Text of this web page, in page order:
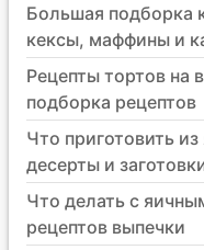
Большая подборка
кексы, маффины и
Рецепты тортов на
подборка рецептов
Что приготовить
десерты и
Что делать с
рецептов выпечки